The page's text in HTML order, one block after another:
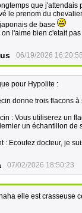
que j'attendais
le prenom du
de base
l'aime bien c'etait
06/19/2026 16:20:58
pour Hypolite :
donne trois flacons
: Vous utiliserez un
un échantillon de
: Ecoutez docteur, je
07/02/2026 18:50:23
elle est crasseuse